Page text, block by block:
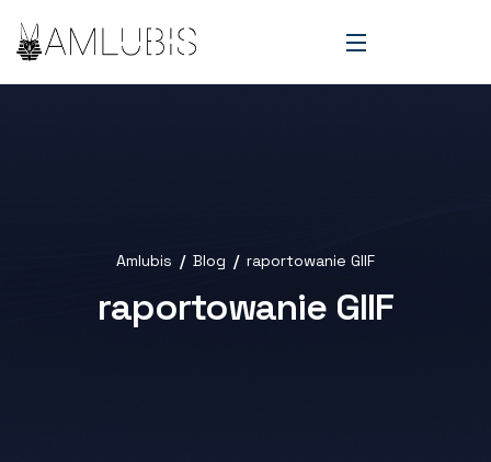
Amlubis Blog raportowanie GIIF
raportowanie GIIF